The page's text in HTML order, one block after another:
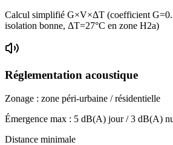
Calcul simplifié G×V×ΔT (coefficient
isolation bonne, ΔT=27°C en zone H2a)
Réglementation acoustique
Zonage : zone péri-urbaine / résidentielle
Émergence max : 5 dB(A) jour /3 dB(A)
Distance minimale